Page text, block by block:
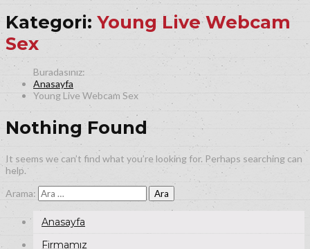
Kategori: Young Live Webcam
Sex
Anasayfa
Young Live Webcam Sex
Nothing Found
It seems we can’t find what you’re looking for. Perhaps searching can
help.
Arama:
Anasayfa
Firmamız